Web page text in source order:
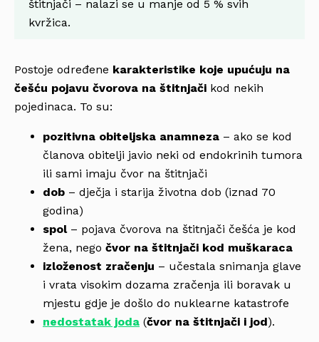
štitnjači – nalazi se u manje od 5 % svih
kvržica.
Postoje određene karakteristike koje upućuju na
češću pojavu čvorova na štitnjači kod nekih
pojedinaca. To su:
pozitivna obiteljska anamneza – ako se kod
članova obitelji javio neki od endokrinih tumora
ili sami imaju čvor na štitnjači
dob – dječja i starija životna dob (iznad 70
godina)
spol– pojava čvorova na štitnjači češća je kod
žena, nego čvor na štitnjači kod muškaraca
izloženost zračenju – učestala snimanja glave
i vrata visokim dozama zračenja ili boravak u
mjestu gdje je došlo do nuklearne katastrofe
nedostatak joda (čvor na štitnjači i jod).